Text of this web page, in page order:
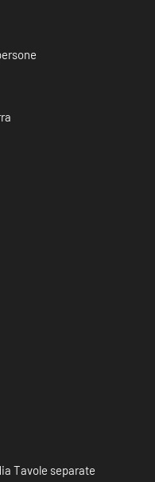
Tavole separate